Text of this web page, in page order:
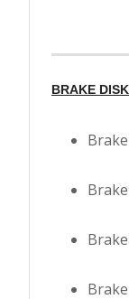
BRAKE